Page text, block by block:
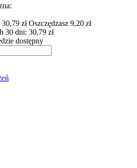
30,79 złOszczędzasz 9,20 zł
30 dni: 30,79 zł
dostępny